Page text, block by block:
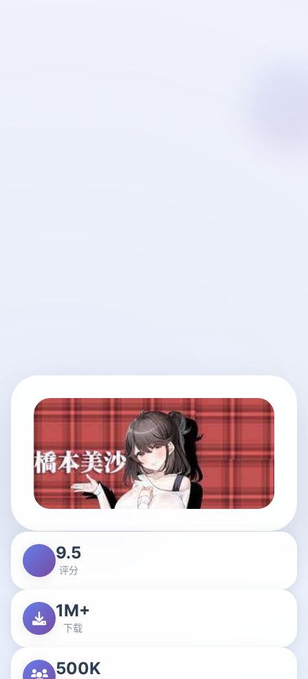
9.5
评分
1M+
下载
500K